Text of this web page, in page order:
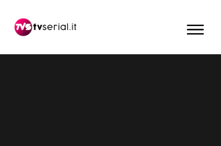
navigazione
contenuto
barra
primaria
MENU